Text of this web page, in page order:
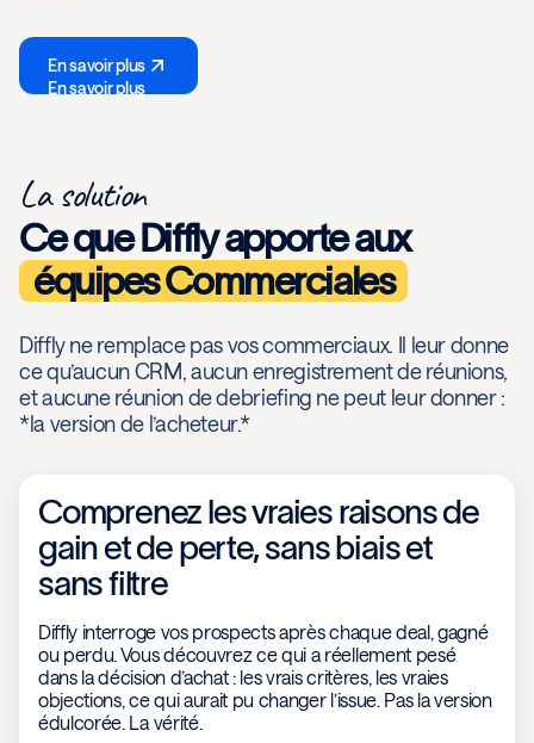
En savoir plus
En savoir plus
La solution
Ce que Diffly apporte aux
équipes Commerciales
Diffly ne remplace pas vos commerciaux. Il leur donne
ce qu’aucun CRM, aucun enregistrement de réunions,
et aucune réunion de debriefing ne peut leur donner :
*la version de l’acheteur.*
Comprenez les vraies raisons de
gain et de perte, sans biais et
sans filtre
Diffly interroge vos prospects après chaque deal, gagné
ou perdu. Vous découvrez ce qui a réellement pesé
dans la décision d’achat : les vrais critères, les vraies
objections, ce qui aurait pu changer l’issue. Pas la version
édulcorée. La vérité.